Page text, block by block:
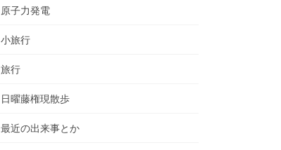
原子力発電
小旅行
旅行
日曜藤権現散歩
最近の出来事とか